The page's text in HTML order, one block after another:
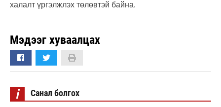
халалт үргэлжлэх төлөвтэй байна.
Мэдээг хуваалцах
i Санал болгох